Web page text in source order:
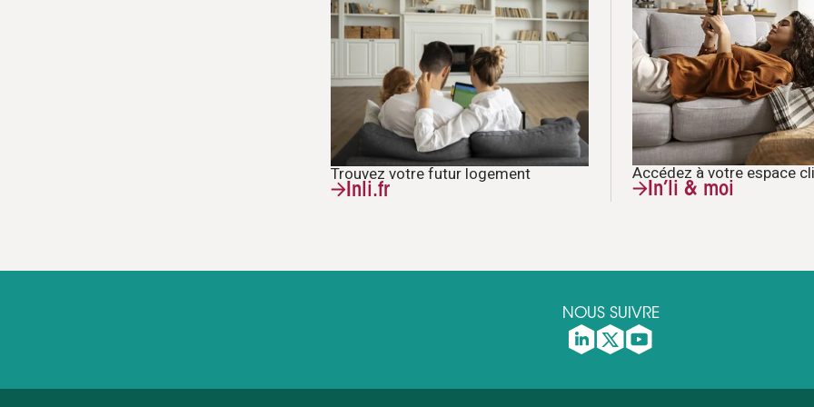
Trouvez votre futur logement
Inli.fr
Accédez à votre espace
In’li & moi
NOUS SUIVRE